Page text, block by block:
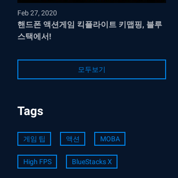
Feb 27, 2020
핸드폰 액션게임 킥플라이트 키맵핑, 블루
스택에서!
모두보기
Tags
게임 팁 액션 MOBA
High FPS BlueStacks X